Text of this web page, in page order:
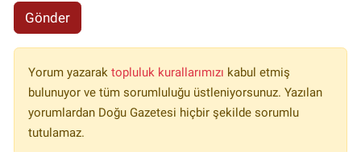
Gönder
Yorum yazarak topluluk kurallarımızı kabul etmiş
bulunuyor ve tüm sorumluluğu üstleniyorsunuz. Yazılan
yorumlardan Doğu Gazetesi hiçbir şekilde sorumlu
tutulamaz.